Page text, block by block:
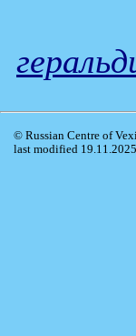
© Russian Centre of
last modified 19.11.2025